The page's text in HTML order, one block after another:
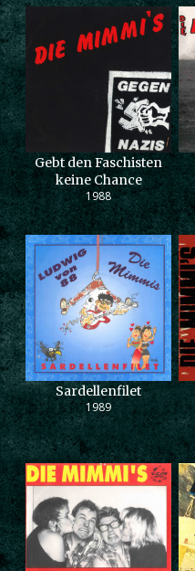
Gebt den Faschisten
keine Chance
1988
Sardellenfilet
1989